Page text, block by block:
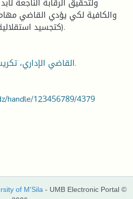
والكافية لكي يؤدي القاضي
(كتجسيد استقلالية القضاء- ومبدأ التخصص).
القاضي الإداري، تكريس، الحقوق، حريات الأفراد.
handle/123456789/4379
of M'Sila - UMB Electronic Portal ©